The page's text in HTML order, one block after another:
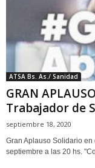
ATSA Bs. As./ Sanidad
GRAN
Trabajador de
septiembre 18, 2020
Gran Aplauso Solidario
septiembre a las 20 hs.